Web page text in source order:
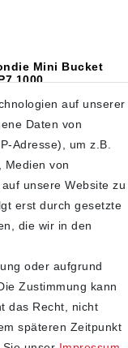
Mini Bucket
1000
€
auf unserer
Daten von
Adresse), um z.B.
Medien von
unsere Website zu
erst durch gesetzte
die wir in den
oder aufgrund
Zustimmung kann
das Recht, nicht
späteren Zeitpunkt